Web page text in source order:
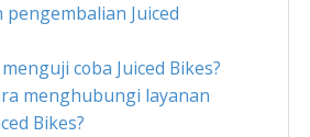
Juiced
coba Juiced Bikes?
menghubungi layanan
Bikes?